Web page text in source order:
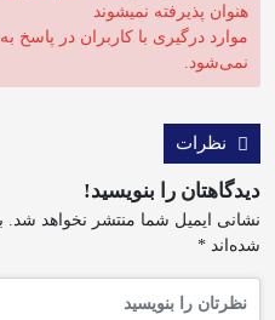
هنوان پذیرفته نمیشوند
موارد درگیری با کاربران در پاسخ
نمی‌شود.
نظرات
دیدگاهتان را بنویسید!
نشانی ایمیل شما منتشر نخواهد شد.
شده‌اند *